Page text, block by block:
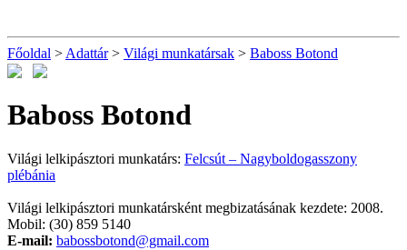
Főoldal > Adattár> Világi munkatársak > Baboss Botond
Baboss Botond
Világi lelkipásztori munkatárs: Felcsút – Nagyboldogasszony
plébánia
Világi lelkipásztori munkatársként megbizatásának kezdete: 2008.
Mobil: (30) 859 5140
E-mail: babossbotond@gmail.com